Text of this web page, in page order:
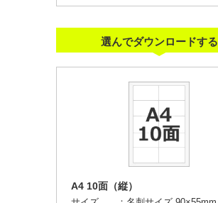
選んでダウンロードする
A4 10面（縦）